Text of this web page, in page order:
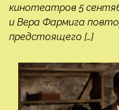
кинотеатров 5
и Вера Фармига
предстоящего […]